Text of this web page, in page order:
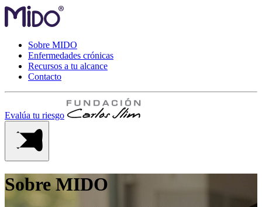
Sobre MIDO
Enfermedades crónicas
Recursos a tu alcance
Contacto
Evalúa tu riesgo
Sobre MIDO